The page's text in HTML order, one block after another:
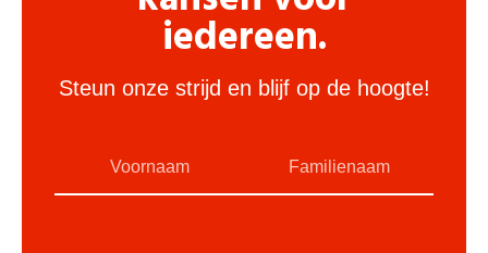
iedereen.
Steun onze strijd en blijf op de hoogte!